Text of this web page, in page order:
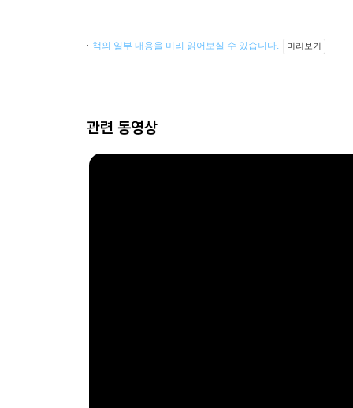
책의 일부 내용을 미리 읽어보실 수 있습니다. 미리보기
관련 동영상